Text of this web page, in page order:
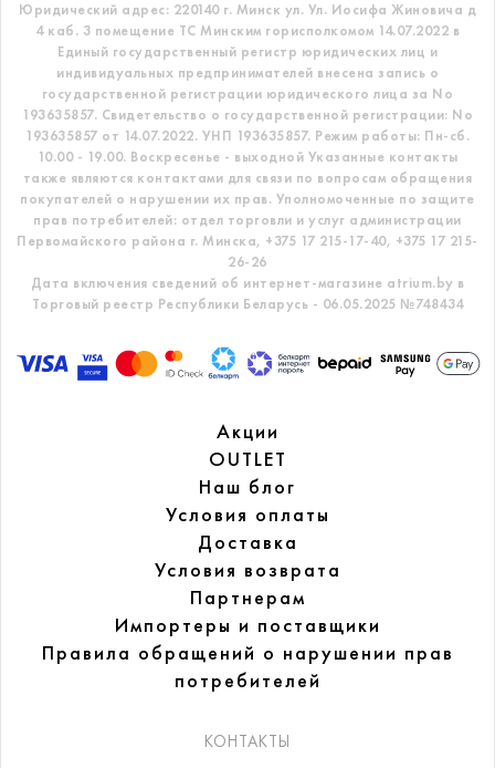
Юридический адрес: 220140 г. Минск ул. Ул. Иосифа Жиновича д
4 каб. 3 помещение ТС Минским горисполкомом 14.07.2022 в
Единый государственный регистр юридических лиц и
индивидуальных предпринимателей внесена запись о
государственной регистрации юридического лица за No
193635857. Свидетельство о государственной регистрации: No
193635857 от 14.07.2022. УНП 193635857. Режим работы: Пн-сб.
10.00 - 19.00. Воскресенье - выходной Указанные контакты
также являются контактами для связи по вопросам обращения
покупателей о нарушении их прав. Уполномоченные по защите
прав потребителей: отдел торговли и услуг администрации
Первомайского района г. Минска, +375 17 215-17-40, +375 17 215-
26-26
Дата включения сведений об интернет-магазине atrium.by в
Торговый реестр Республики Беларусь - 06.05.2025 №748434
Акции
OUTLET
Наш блог
Условия оплаты
Доставка
Условия возврата
Партнерам
Импортеры и поставщики
Правила обращений о нарушении прав
потребителей
КОНТАКТЫ